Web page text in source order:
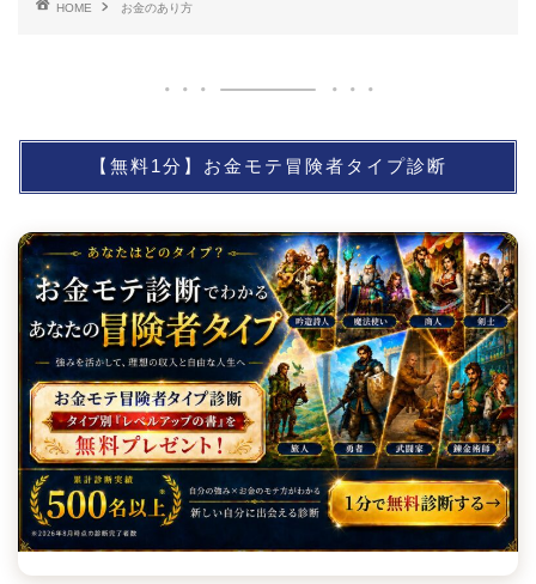
HOME お金のあり方
【無料1分】お金モテ冒険者タイプ診断